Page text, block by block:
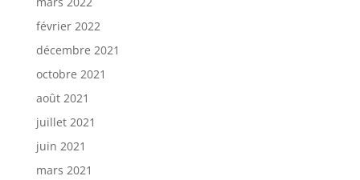
février 2022
décembre 2021
octobre 2021
août 2021
juillet 2021
juin 2021
mars 2021